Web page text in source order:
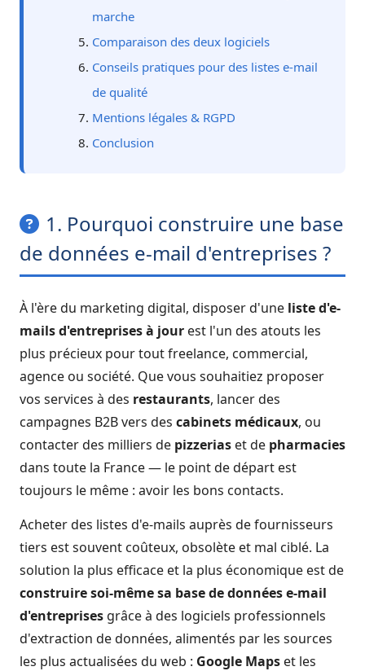
marche
Comparaison des deux logiciels
Conseils pratiques pour des listes e-mail
de qualité
Mentions légales & RGPD
Conclusion
1. Pourquoi construire une base
de données e-mail d'entreprises ?
À l'ère du marketing digital, disposer d'une liste d'e-
mails d'entreprises à jour est l'un des atouts les
plus précieux pour tout freelance, commercial,
agence ou société. Que vous souhaitiez proposer
vos services à des restaurants, lancer des
campagnes B2B vers des cabinets médicaux, ou
contacter des milliers de pizzerias et de pharmacies
dans toute la France — le point de départ est
toujours le même : avoir les bons contacts.
Acheter des listes d'e-mails auprès de fournisseurs
tiers est souvent coûteux, obsolète et mal ciblé. La
solution la plus efficace et la plus économique est de
construire soi-même sa base de données e-mail
d'entreprises grâce à des logiciels professionnels
d'extraction de données, alimentés par les sources
les plus actualisées du web : Google Maps et les